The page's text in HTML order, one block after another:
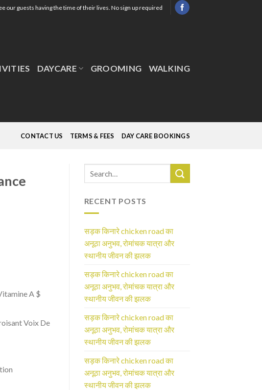
our guests having the time of their lives. No sign up required
DAYCARE GROOMING WALKING
CONTACT US TERMS & FEES DAY CARE BOOKINGS
A $
Voix De
RECENT POSTS
सड़क किनारे chicken road का
अनूठा अनुभव, रोमांचक यात्रा और
स्थानीय जीवन की झलक
सड़क किनारे chicken road का
अनूठा अनुभव, रोमांचक यात्रा और
स्थानीय जीवन की झलक
सड़क किनारे chicken road का
अनूठा अनुभव, रोमांचक यात्रा और
स्थानीय जीवन की झलक
सड़क किनारे chicken road का
अनूठा अनुभव, रोमांचक यात्रा और
स्थानीय जीवन की झलक